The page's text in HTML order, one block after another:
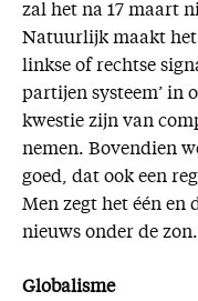
zal het na 17 maart
Natuurlijk maakt het
linkse of rechtse
partijen systeem’ in
kwestie zijn van
nemen. Bovendien
goed, dat ook een
Men zegt het één en
nieuws onder de
Globalisme